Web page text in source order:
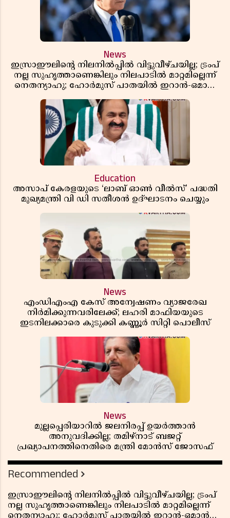
News
ഇസ്രാഈലിന്റെ നിലനിൽപ്പിൽ വിട്ടുവീഴ്ചയില്ല; ട്രംപ്
നല്ല സുഹൃത്താണെങ്കിലും നിലപാടിൽ മാറ്റമില്ലെന്ന്
നെതന്യാഹു; ഹോർമുസ് പാതയിൽ ഇറാൻ-ഒമാൻ
Education
അസാപ് കേരളയുടെ ‘ലാബ് ഓൺ വീൽസ്’ പദ്ധതി
മുഖ്യമന്ത്രി വി ഡി സതീശൻ ഉദ്ഘാടനം ചെയ്യും
News
എംഡിഎംഎ കേസ് അന്വേഷണം വ്യാജരേഖ
നിർമിക്കുന്നവരിലേക്ക്; ലഹരി മാഫിയയുടെ
ഇടനിലക്കാരെ കുടുക്കി കണ്ണൂർ സിറ്റി പൊലീസ്
News
മുല്ലപ്പെരിയാറിൽ ജലനിരപ്പ് ഉയർത്താൻ
അനുവദിക്കില്ല; തമിഴ്നാട് ബജറ്റ്
പ്രഖ്യാപനത്തിനെതിരെ മന്ത്രി മോൻസ് ജോസഫ്
Recommended
ഇസ്രാഈലിന്റെ നിലനിൽപ്പിൽ വിട്ടുവീഴ്ചയില്ല; ട്രംപ്
നല്ല സുഹൃത്താണെങ്കിലും നിലപാടിൽ മാറ്റമില്ലെന്ന്